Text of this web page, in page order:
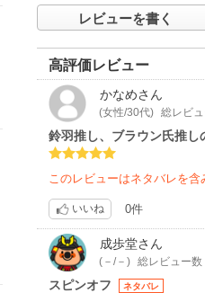
レビューを書く
高評価レビュー
かなめさん
(女性/30代) 総レビ
鈴羽推し、ブラウン氏推し
このレビューはネタバレを
いいね 0件
成歩堂さん
(－/－) 総レビュー
スピンオフ ネタバレ